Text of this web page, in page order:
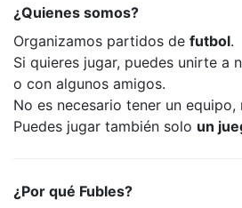
¿Quienes somos?
Organizamos partidos de futbol.
Si quieres jugar, puedes unirte a
o con algunos amigos.
No es necesario tener un equipo,
Puedes jugar también solo un
¿Por qué Fubles?